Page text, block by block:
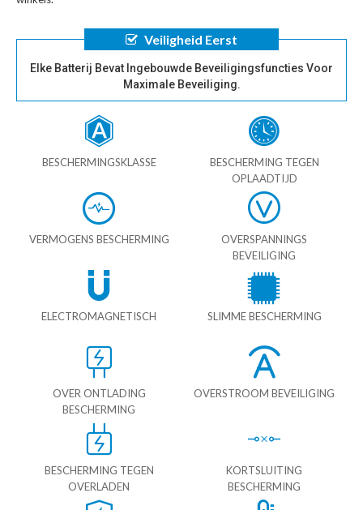
Veiligheid Eerst
Elke Batterij Bevat Ingebouwde Beveiligingsfuncties Voor
Maximale Beveiliging.
BESCHERMINGSKLASSE
BESCHERMING TEGEN
OPLAADTIJD
VERMOGENS BESCHERMING
OVERSPANNINGS
BEVEILIGING
ELECTROMAGNETISCH SLIMME BESCHERMING
OVER ONTLADING
BESCHERMING
OVERSTROOM BEVEILIGING
BESCHERMING TEGEN
OVERLADEN
KORTSLUITING
BESCHERMING